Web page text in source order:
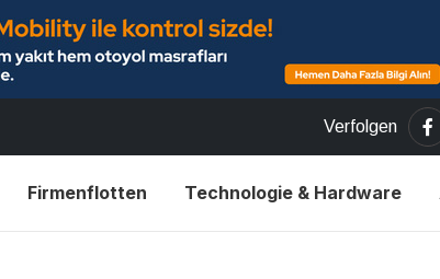
Verfolgen
Firmenflotten Technologie & Hardware